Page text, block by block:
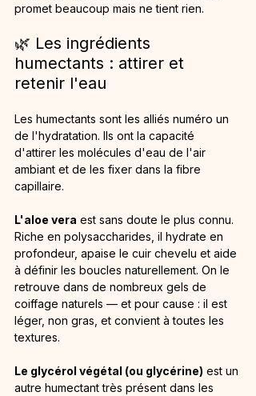
promet beaucoup mais ne tient rien.
🌿 Les ingrédients
humectants : attirer et
retenir l'eau
Les humectants sont les alliés numéro un
de l'hydratation. Ils ont la capacité
d'attirer les molécules d'eau de l'air
ambiant et de les fixer dans la fibre
capillaire.
L'aloe vera est sans doute le plus connu.
Riche en polysaccharides, il hydrate en
profondeur, apaise le cuir chevelu et aide
à définir les boucles naturellement. On le
retrouve dans de nombreux gels de
coiffage naturels — et pour cause : il est
léger, non gras, et convient à toutes les
textures.
Le glycérol végétal (ou glycérine) est un
autre humectant très présent dans les